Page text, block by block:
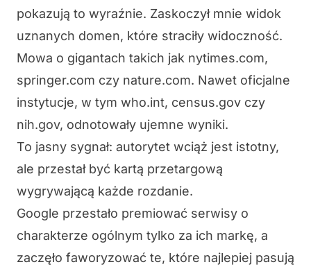
pokazują to wyraźnie. Zaskoczył mnie widok
uznanych domen, które straciły widoczność.
Mowa o gigantach takich jak nytimes.com,
springer.com czy nature.com. Nawet oficjalne
instytucje, w tym who.int, census.gov czy
nih.gov, odnotowały ujemne wyniki.
To jasny sygnał: autorytet wciąż jest istotny,
ale przestał być kartą przetargową
wygrywającą każde rozdanie.
Google przestało premiować serwisy o
charakterze ogólnym tylko za ich markę, a
zaczęło faworyzować te, które najlepiej pasują